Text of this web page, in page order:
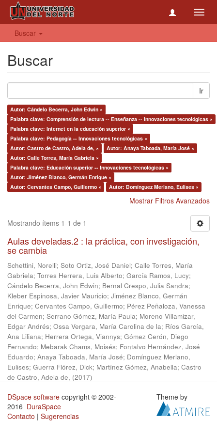
Buscar
Buscar
Ir
Autor: Cándelo Becerra, John Edwin ×
Palabra clave: Comprensión de lectura -- Enseñanza -- Innovaciones tecnológicas ×
Palabra clave: Internet en la educación superior ×
Palabra clave: Pedagogía -- Innovaciones tecnológicas ×
Autor: Castro de Castro, Adela de, ×
Autor: Anaya Taboada, María José ×
Autor: Calle Torres, María Gabriela ×
Palabra clave: Educación superior -- Innovaciones tecnológicas ×
Autor: Jiménez Blanco, Germán Enrique ×
Autor: Cervantes Campo, Guillermo ×
Autor: Domínguez Merlano, Eulises ×
Mostrar Filtros Avanzados
Mostrando ítems 1-1 de 1
Aulas develadas.2 : la práctica, con investigación,
se cambia
Schettini, Norelli; Soto Ortiz, José Daniel; Calle Torres, María
Gabriela; Torres Herrera, Luis Alberto; García Ramos, Lucy;
Cándelo Becerra, John Edwin; Bernal Crespo, Julia Sandra;
Kleber Espinosa, Javier Mauricio; Jiménez Blanco, Germán
Enrique; Cervantes Campo, Guillermo; Pérez Peñaloza, Vanessa
del Carmen; Serrano Gómez, María Paula; Moreno Villamizar,
Edgar Andrés; Ossa Vergara, María Carolina de la; Ríos García,
Ana Liliana; Herrera Ortega, Viannys; Gómez Cerón, Diego
Fernando; Mebarak Chams, Moisés; Fontalvo Hernández, José
Eduardo; Anaya Taboada, María José; Domínguez Merlano,
Eulises; Guerra Flórez, Dick; Martínez Gómez, Anabella; Castro
de Castro, Adela de, (2017)
DSpace software copyright © 2002-
2016 DuraSpace
Contacto | Sugerencias
Theme by